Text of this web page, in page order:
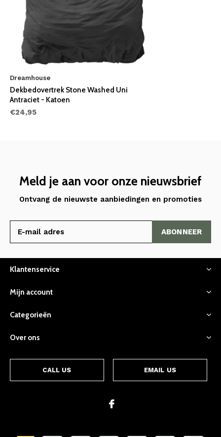
Dreamhouse
Dekbedovertrek Stone Washed Uni
Antraciet - Katoen
€24,95
Meld je aan voor onze nieuwsbrief
Ontvang de nieuwste aanbiedingen en promoties
ABONNEER
Klantenservice
Mijn account
Categorieën
Over ons
CALL US EMAIL US